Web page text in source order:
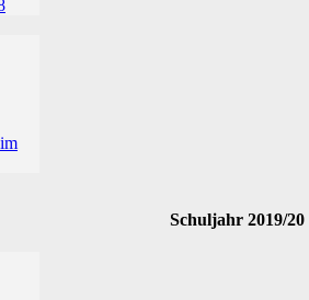
Schuljahr 2019/20